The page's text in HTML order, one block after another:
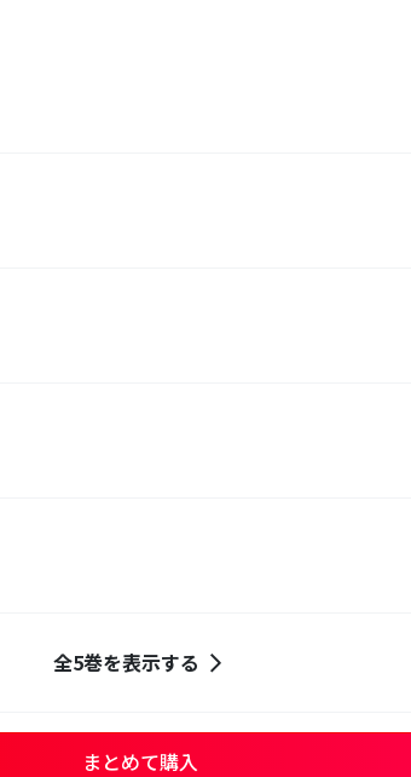
全5巻を表示する
まとめて購入